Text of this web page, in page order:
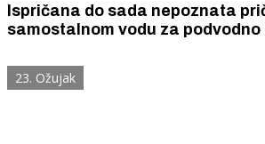
Ispričana do sada nepoznata
samostalnom vodu za
23. Ožujak